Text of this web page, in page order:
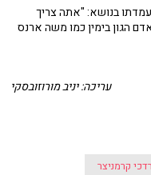
עמדתו בנושא: "אתה צריך
הגון בימין כמו משה ארנס
עריכה: יניב מורוזובסקי
קרמניצר